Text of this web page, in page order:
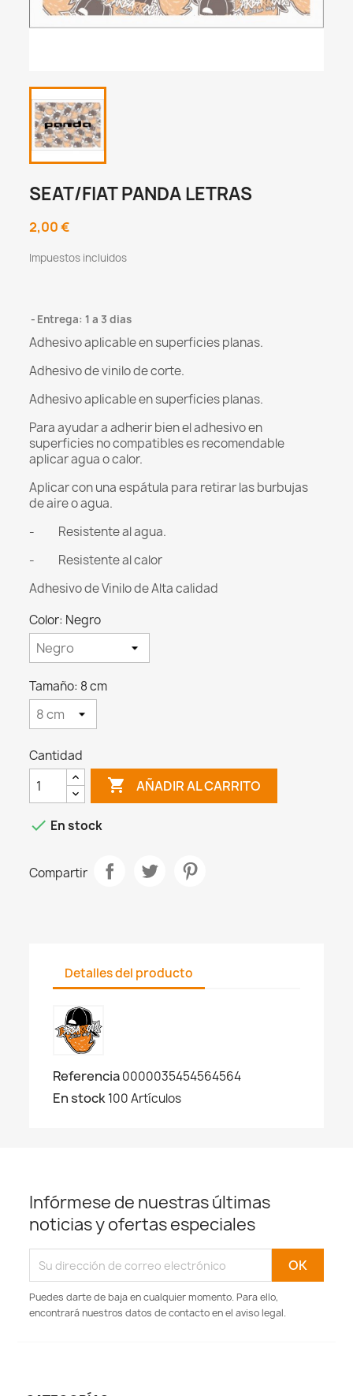
SEAT/FIAT PANDA LETRAS
2,00 €
Impuestos incluidos
Entrega: 1 a 3 dias
Adhesivo aplicable en superficies planas.
Adhesivo de vinilo de corte.
Adhesivo aplicable en superficies planas.
Para ayudar a adherir bien el adhesivo en
superficies no compatibles es recomendable
aplicar agua o calor.
Aplicar con una espátula para retirar las burbujas
de aire o agua.
- Resistente al agua.
- Resistente al calor
Adhesivo de Vinilo de Alta calidad
Color: Negro
Tamaño: 8 cm
Cantidad
 AÑADIR AL CARRITO
 En stock
Compartir
Detalles del producto
Referencia0000035454564564
En stock100 Artículos
Infórmese de nuestras últimas
noticias y ofertas especiales
Puedes darte de baja en cualquier momento. Para ello,
encontrará nuestros datos de contacto en el aviso legal.